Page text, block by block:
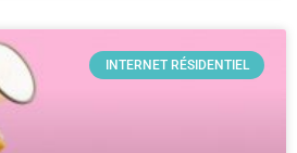
INTERNET RÉSIDENTIEL